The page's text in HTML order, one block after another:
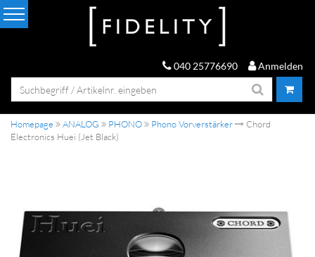
040 25776690 Anmelden
Homepage ANALOG PHONO Phono Vorverstärker
Chord
Electronics Huei (Jet Black)